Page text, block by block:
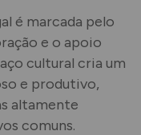
é marcada pelo
e o apoio
cultural cria um
e produtivo,
altamente
comuns.